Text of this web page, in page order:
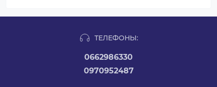
ТЕЛЕФОНЫ:
0662986330
0970952487